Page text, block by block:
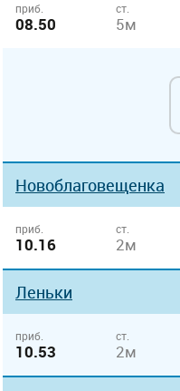
приб.
08.50
ст.
5м
Новоблаговещенка
приб.
10.16
ст.
2м
Леньки
приб.
10.53
ст.
2м